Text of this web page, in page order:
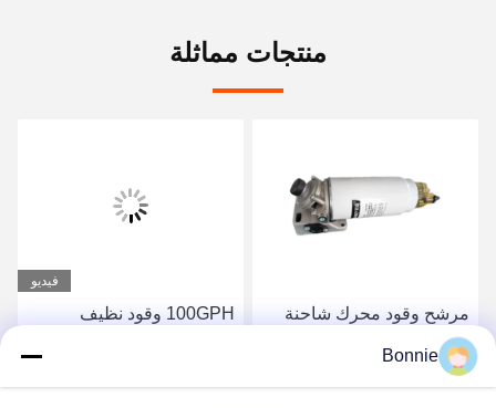
منتجات مماثلة
مرشح وقود محرك شاحنة
الترشيح RSO 9001
فيديو
100GPH وقود نظيف
100psi
Bonnie